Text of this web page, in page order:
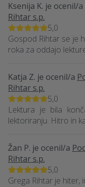
Ksenija K. je ocenil/a
Rihtar s.p.
5,0
Gospod Rihtar se je
roka za oddajo
Katja Z. je ocenil/a
Rihtar s.p.
5,0
Lektura je bila
lektoriranju. Hitro in
Žan P. je ocenil/a
Rihtar s.p.
5,0
Grega Rihtar je hiter,